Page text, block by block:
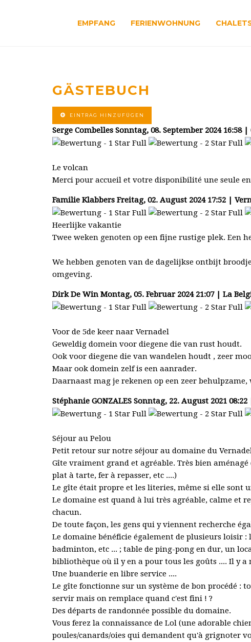
EMPFANG FERIENWOHNUNG
GÄSTEBUCH
EINTRAG HINZUFÜGEN
Serge Combelles Sonntag, 08. September 2024 16:58
Le volcan
Merci pour accueil et votre disponibilité une seule
Familie Klabbers Freitag, 02. August 2024 17:52 |
Heerlijke vakantie
Twee weken genoten op een fijne rustige plek. Een
We hebben genoten van de dagelijkse ontbijt
omgeving.
Dirk De Win Montag, 05. Februar 2024 21:07 | La
Voor de 5de keer naar Vernadel
Geweldig domein voor diegene die van rust houdt.
Ook voor diegene die van wandelen houdt , zeer
Maar ook domein zelf is een aanrader.
Daarnaast mag je rekenen op een zeer
Stéphanie GONZALES Sonntag, 22. August 2021
Séjour au Pelou
Petit retour sur notre séjour au domaine du
Gîte vraiment grand et agréable. Très bien
plat à tarte, fer à repasser, etc ....)
Le gîte était propre et les literies, même si elle sont
Le domaine est quand à lui très agréable, calme et
chacun.
De toute façon, les gens qui y viennent recherche
Le domaine bénéficie également de plusieurs loisir
badminton, etc ... ; table de ping-pong en dur, un
bibliothèque où il y en a pour tous les goûts .... Il y
Une buanderie en libre service ....
Le gîte fonctionne sur un système de bon procédé :
servir mais on remplace quand c'est fini ! ?
Des départs de randonnée possible du domaine.
Vous ferez la connaissance de Lol (une adorable
poules/canards/oies qui demandent qu'à grignoter